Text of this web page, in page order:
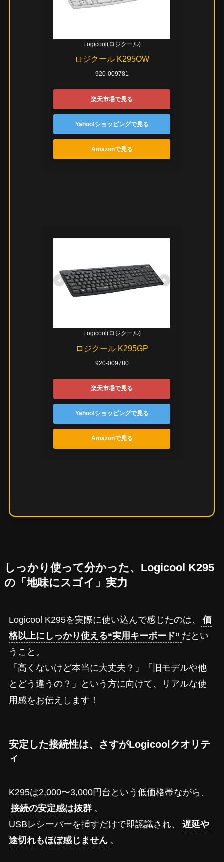
Logicool(ロジクール)
ロジクール K295OW
920-009781
楽天市場で見る
Yahoo!ショッピングで見る
Amazonで見る
Logicool(ロジクール)
ロジクール K295GP
920-009780
楽天市場で見る
Yahoo!ショッピングで見る
Amazonで見る
しっかり使って分かった、Logicool K295
の「地味にスゴイ」実力
Logicool K295を実際に使い込んで感じたのは、
価
格以上にしっかり使える“実用キーボード” だとい
うこと。
「高くないけど本当に大丈夫？」「旧モデルや他
とどう違うの？」という方に向けて、リアルな使
用感をお伝えします！
安定した接続性は、さすがLogicoolクオリテ
ィ
K295は2,000〜3,000円台という低価格帯ながら、
接続の安定感は抜群 。
USBレシーバーを挿すだけで即認識され、
遅延や
途切れもほぼ感じません 。